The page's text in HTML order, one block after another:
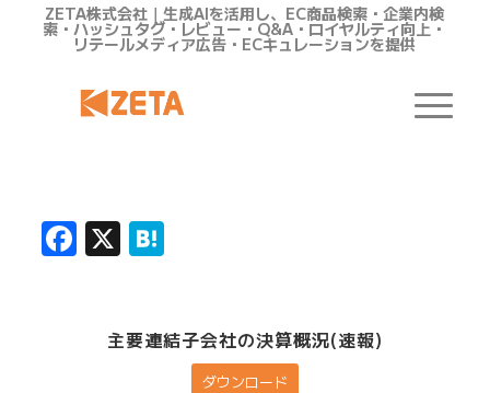
ZETA株式会社｜生成AIを活用し、EC商品検索・企業内検
索・ハッシュタグ・レビュー・Q&A・ロイヤルティ向上・
リテールメディア広告・ECキュレーションを提供
Facebook
X Hatena
主要連結子会社の決算概況(速報)
ダウンロード